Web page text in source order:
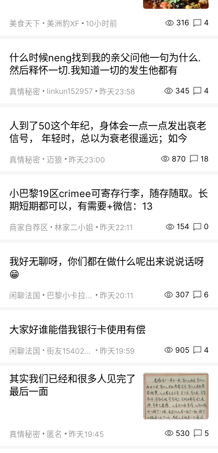
美食天下 美洲豹XF 10小时前 316 4
什么时候neng找到我的亲父问他一句为什么.
然后释怀一切.我知道一切的发生他都有
真情秘密 linkun152957 昨天23:58 345 4
人到了50这个年纪，身体会一点一点发出哀老
信号， 年轻时，总以为衰老很遥远；如今
真情秘密 迈狼 昨天23:00 870 18
小巴黎19区crimee可寄存行李，随存随取。长
期短期都可以，有需要+微信：13
商家自荐区 林家二小姐 昨天22:11 154 0
我好无聊呀，你们都在做什么呢出来说说话呀
😁
闲聊法国 巴黎小卡拉咪 昨天20:11 307 6
大家好谁能借我银行卡使用有偿
闲聊法国 街友15402223 昨天19:59 905 4
其实我们已经和很多人见完了
最后一面
真情秘密 匿名 昨天19:45 530 5